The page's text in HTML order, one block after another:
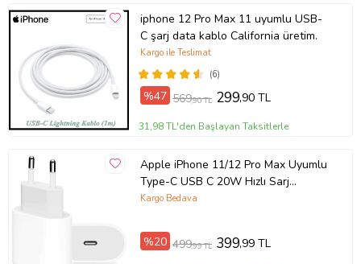
iphone 12 Pro Max 11 uyumlu USB-
C şarj data kablo California üretim.
(6)
Kargo ile Teslimat
%47 569,90 TL 299,90 TL
31,98 TL'den Başlayan Taksitlerle
Apple iPhone 11/12 Pro Max Uyumlu
Type-C USB C 20W Hızlı Sarj
Adaptörü
Kargo Bedava
%20 499,99 TL 399,99 TL